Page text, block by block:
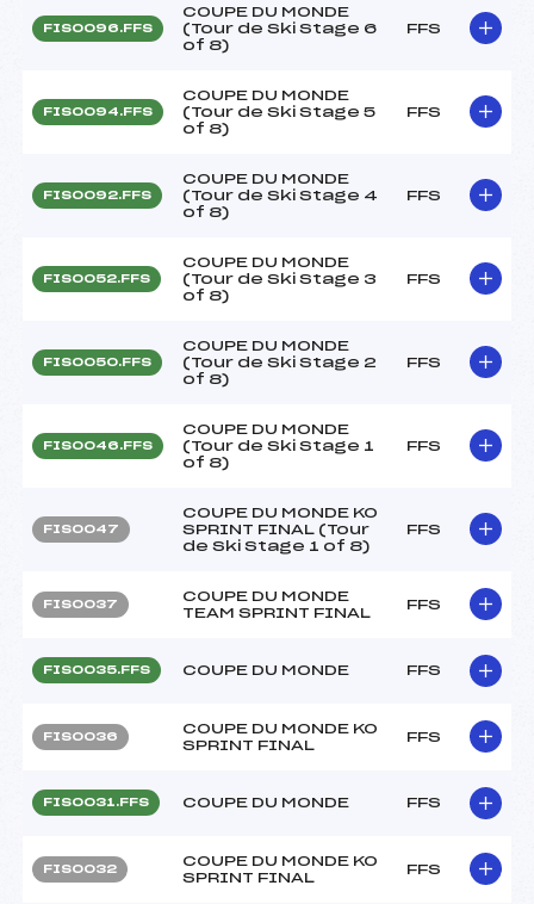
FIS0096.FFS
COUPE DU MONDE
(Tour de Ski Stage 6
of 8)
FFS
FIS0094.FFS
COUPE DU MONDE
(Tour de Ski Stage 5
of 8)
FFS
FIS0092.FFS
COUPE DU MONDE
(Tour de Ski Stage 4
of 8)
FFS
FIS0052.FFS
COUPE DU MONDE
(Tour de Ski Stage 3
of 8)
FFS
FIS0050.FFS
COUPE DU MONDE
(Tour de Ski Stage 2
of 8)
FFS
FIS0046.FFS
COUPE DU MONDE
(Tour de Ski Stage 1
of 8)
FFS
FIS0047
COUPE DU MONDE KO
SPRINT FINAL (Tour
de Ski Stage 1 of 8)
FFS
FIS0037
COUPE DU MONDE
TEAM SPRINT FINAL
FFS
FIS0035.FFS COUPE DU MONDE FFS
FIS0036
COUPE DU MONDE KO
SPRINT FINAL
FFS
FIS0031.FFS COUPE DU MONDE FFS
FIS0032
COUPE DU MONDE KO
SPRINT FINAL
FFS